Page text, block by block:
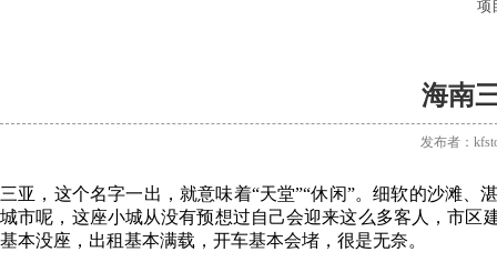
项
海南
发布者：
三亚，这个名字一出，就意味着“天堂”“休闲”。细软的沙滩
城市呢，这座小城从没有预想过自己会迎来这么多客人，市
基本没座，出租基本满载，开车基本会堵，很是无奈。